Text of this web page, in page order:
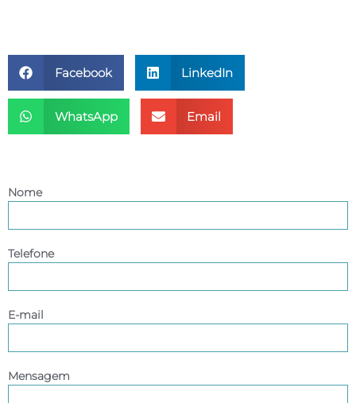
Facebook LinkedIn
WhatsApp Email
Nome
Telefone
E-mail
Mensagem